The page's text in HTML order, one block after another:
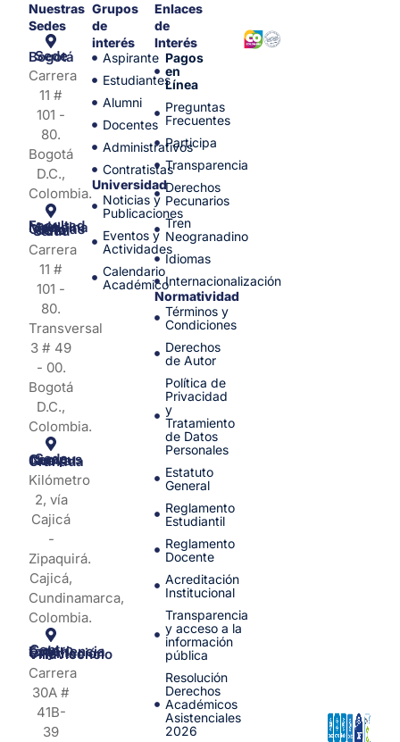
Nuestras
Sedes
Sede Bogotá
Carrera
11 #
101 -
80.
Bogotá
D.C.,
Colombia.
Facultad de Medicina y Ciencias de la Salud
Carrera
11 #
101 -
80.
Transversal
3 # 49
- 00.
Bogotá
D.C.,
Colombia.
Sede Campus Nueva Granada
Kilómetro
2, vía
Cajicá
-
Zipaquirá.
Cajicá,
Cundinamarca,
Colombia.
Centro de Experiencia y Orientación Villavicencio
Carrera
30A #
41B-
39
Grupos
de
interés
Aspirante
Estudiantes
Alumni
Docentes
Administrativos
Contratistas
Universidad
Noticias y
Publicaciones
Eventos y
Actividades
Calendario
Académico
Enlaces
de
Interés
Pagos
en
Línea
Preguntas
Frecuentes
Participa
Transparencia
Derechos
Pecunarios
Tren
Neogranadino
Idiomas
Internacionalización
Normatividad
Términos y
Condiciones
Derechos
de Autor
Política de
Privacidad
y
Tratamiento
de Datos
Personales
Estatuto
General
Reglamento
Estudiantil
Reglamento
Docente
Acreditación
Institucional
Transparencia
y acceso a la
información
pública
Resolución
Derechos
Académicos
Asistenciales
2026